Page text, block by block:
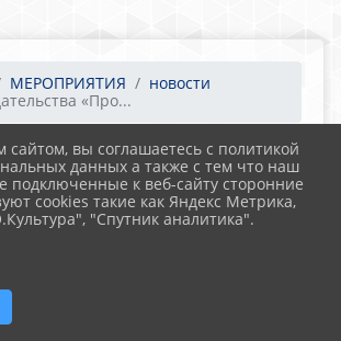
МЕРОПРИЯТИЯ
новости
«Про...
28
«Просвещение» в
Ростовской области
сайтом, вы соглашаетесь с политикой
данных а также с тем что наш
подключенные к веб-сайту сторонние
cookies такие как Яндекс Метрика,
"Спутник аналитика".